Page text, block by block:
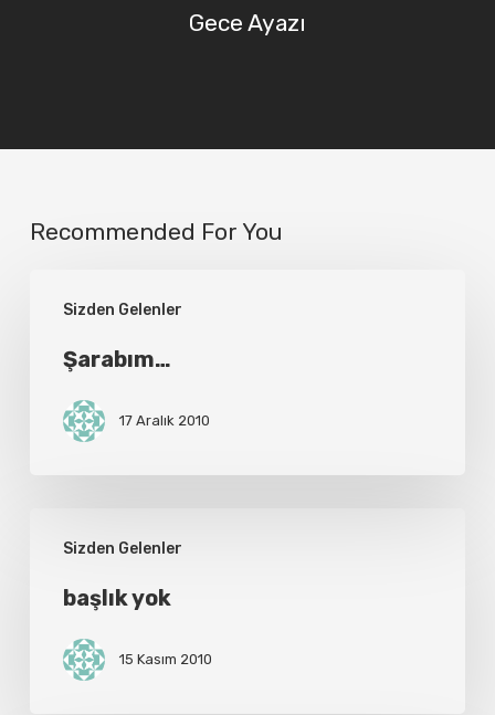
Gece Ayazı
Recommended For You
Sizden Gelenler
Şarabım…
17 Aralık 2010
Sizden Gelenler
başlık yok
15 Kasım 2010